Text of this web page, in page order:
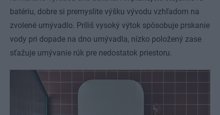
batériu, dobre si premyslite výšku vývodu vzhľadom na
zvolené umývadlo. Príliš vysoký výtok spôsobuje prskanie
vody pri dopade na dno umývadla, nízko položený zase
sťažuje umývanie rúk pre nedostatok priestoru.